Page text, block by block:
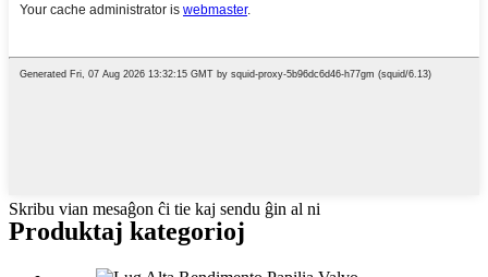
Skribu vian mesaĝon ĉi tie kaj sendu ĝin al ni
Produktaj kategorioj